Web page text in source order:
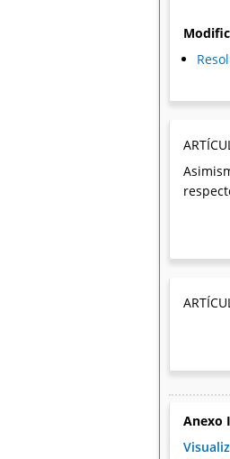
Anexo I